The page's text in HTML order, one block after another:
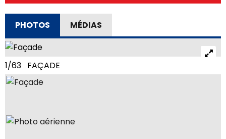
PHOTOS MÉDIAS
1/63 FAÇADE